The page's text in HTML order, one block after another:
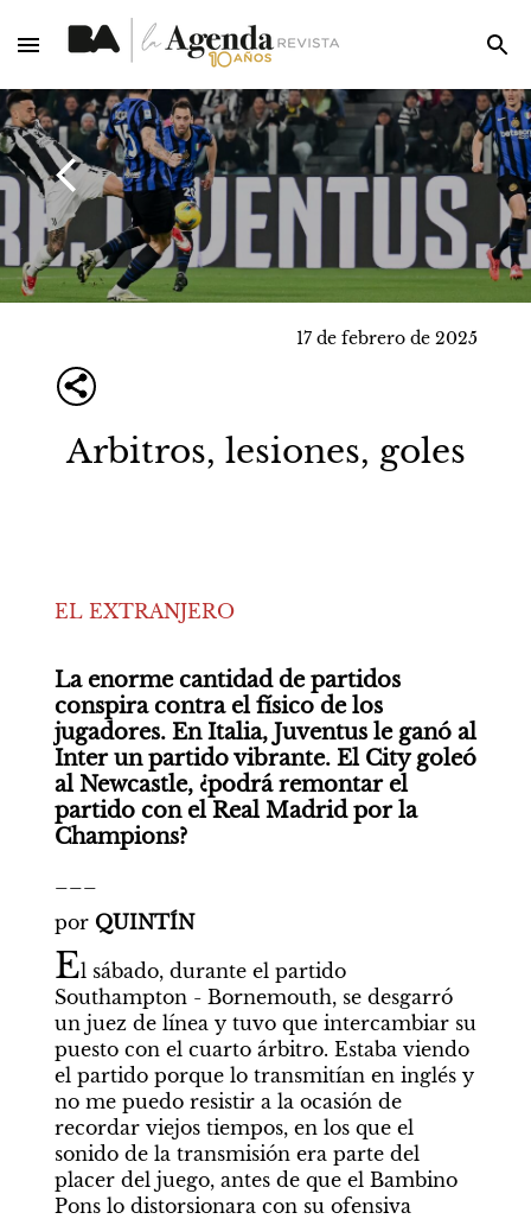
17 de febrero de 2025
Arbitros, lesiones, goles
EL EXTRANJERO
La enorme cantidad de partidos
conspira contra el físico de los
jugadores. En Italia, Juventus le ganó al
Inter un partido vibrante. El City goleó
al Newcastle, ¿podrá remontar el
partido con el Real Madrid por la
Champions?
por QUINTÍN
El sábado, durante el partido
Southampton - Bornemouth, se desgarró
un juez de línea y tuvo que intercambiar su
puesto con el cuarto árbitro. Estaba viendo
el partido porque lo transmitían en inglés y
no me puedo resistir a la ocasión de
recordar viejos tiempos, en los que el
sonido de la transmisión era parte del
placer del juego, antes de que el Bambino
Pons lo distorsionara con su ofensiva